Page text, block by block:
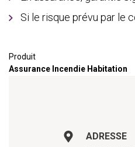
Si le risque prévu par le
Produit
Assurance Incendie Habitation
ADRESSE